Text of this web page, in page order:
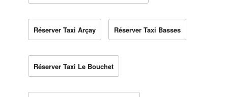
Réserver Taxi Arçay Réserver Taxi Basses
Réserver Taxi Le Bouchet